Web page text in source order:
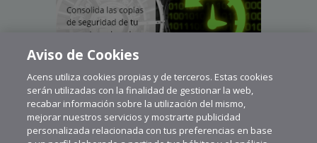
Aviso de Cookies
Acens utiliza cookies propias y de terceros. Estas cookies
serán utilizadas con la finalidad de gestionar la web,
recabar información sobre la utilización del mismo,
mejorar nuestros servicios y mostrarte publicidad
personalizada relacionada con tus preferencias en base